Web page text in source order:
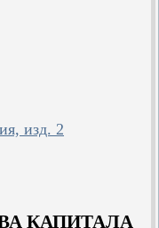
изд. 2
КАПИТАЛА